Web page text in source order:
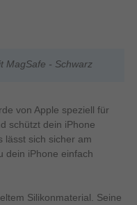
MagSafe - Schwarz
von Apple speziell für
schützt dein iPhone
lässt sich sicher am
dein iPhone einfach
Silikon­material. Seine